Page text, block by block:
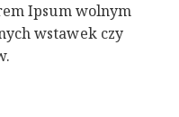
Ipsum wolnym
wstawek czy